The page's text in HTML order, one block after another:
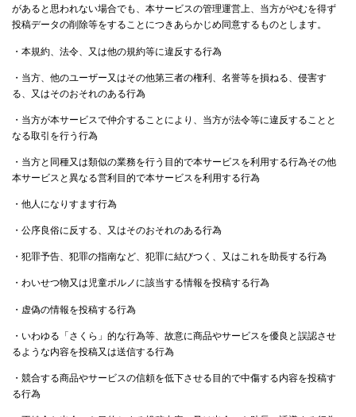
があると思われない場合でも、本サービスの管理運営上、当方がやむを得ず
投稿データの削除等をすることにつきあらかじめ同意するものとします。
・本規約、法令、又は他の規約等に違反する行為
・当方、他のユーザー又はその他第三者の権利、名誉等を損ねる、侵害す
る、又はそのおそれのある行為
・当方が本サービスで仲介することにより、当方が法令等に違反することと
なる取引を行う行為
・当方と同種又は類似の業務を行う目的で本サービスを利用する行為その他
本サービスと異なる営利目的で本サービスを利用する行為
・他人になりすます行為
・公序良俗に反する、又はそのおそれのある行為
・犯罪予告、犯罪の指南など、犯罪に結びつく、又はこれを助長する行為
・わいせつ物又は児童ポルノに該当する情報を投稿する行為
・虚偽の情報を投稿する行為
・いわゆる「さくら」的な行為等、故意に商品やサービスを優良と誤認させ
るような内容を投稿又は送信する行為
・競合する商品やサービスの信頼を低下させる目的で中傷する内容を投稿す
る行為